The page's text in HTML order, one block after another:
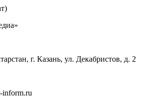
г. Казань, ул. Декабристов, д. 2
inform.ru